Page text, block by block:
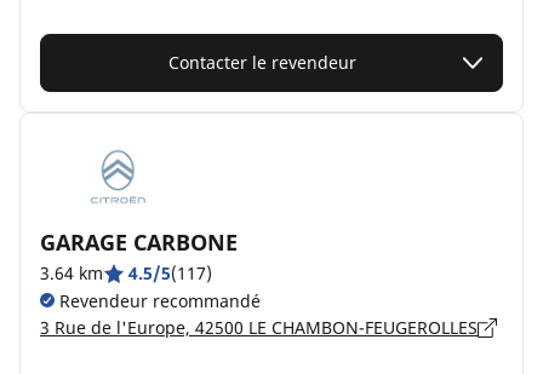
Contacter le revendeur
GARAGE CARBONE
3.64 km 4.5/5(117)
Revendeur recommandé
3 Rue de l'Europe, 42500 LE CHAMBON-FEUGEROLLES